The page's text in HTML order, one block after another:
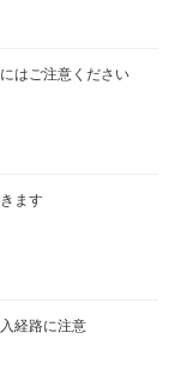
はご注意ください
ます
経路に注意